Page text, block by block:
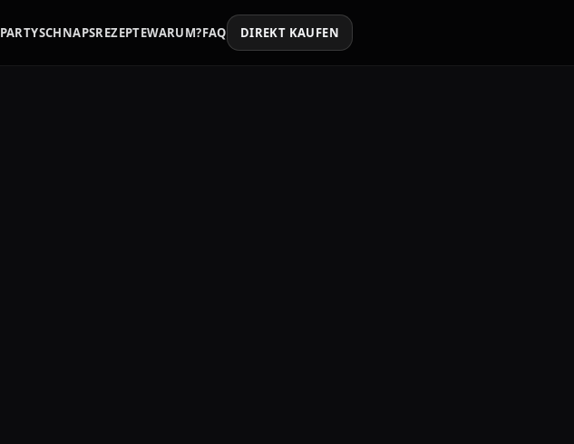
PARTYSCHNAPSREZEPTEWARUM?FAQ DIREKT KAUFEN